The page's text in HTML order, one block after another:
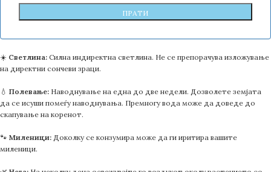
☀️ Светлина: Силна индиректна светлина. Не се препорачува изложување
на директни сончеви зраци.
💧 Полевање: Наводнување на една до две недели. Дозволете земјата
да се исуши помеѓу наводнувања. Премногу вода може да доведе до
скапување на коренот.
🐾 Миленици: Доколку се конзумира може да ги иритира вашите
миленици.